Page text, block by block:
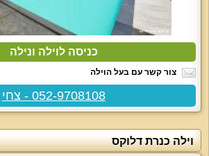
כניסה לוילה ונילה
צור קשר עם בעל הוילה
052-9708108 - צחי
וילה כנרת דלוקס